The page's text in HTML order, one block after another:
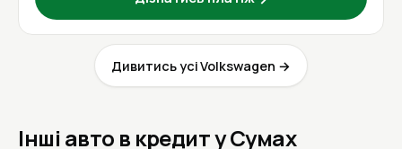
Дивитись усі Volkswagen →
Інші авто в кредит у Сумах